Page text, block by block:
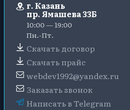
г. Казань
пр. Ямашева 33Б
10:00 — 19:00
Пн.-Пт.
Скачать договор
Скачать прайс
webdev1992@yandex.ru
Заказать звонок
Написать в Telegram